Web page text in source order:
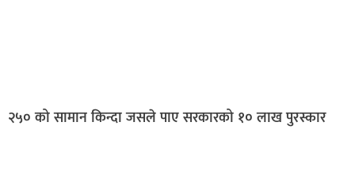
२५० को सामान किन्दा जसले पाए सरकारको १० लाख पुरस्कार